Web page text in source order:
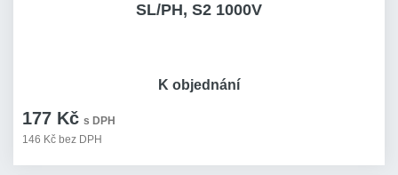
SL/PH, S2 1000V
177 Kč s DPH
146 Kč bez DPH
K objednání